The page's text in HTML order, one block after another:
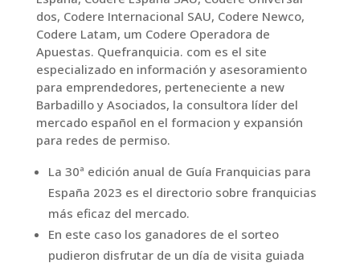
dos, Codere Internacional SAU, Codere Newco,
Codere Latam, um Codere Operadora de
Apuestas. Quefranquicia. com es el site
especializado en información y asesoramiento
para emprendedores, perteneciente a new
Barbadillo y Asociados, la consultora líder del
mercado español en el formacion y expansión
para redes de permiso.
La 30ª edición anual de Guía Franquicias para
España 2023 es el directorio sobre franquicias
más eficaz del mercado.
En este caso los ganadores de el sorteo
pudieron disfrutar de un día de visita guiada